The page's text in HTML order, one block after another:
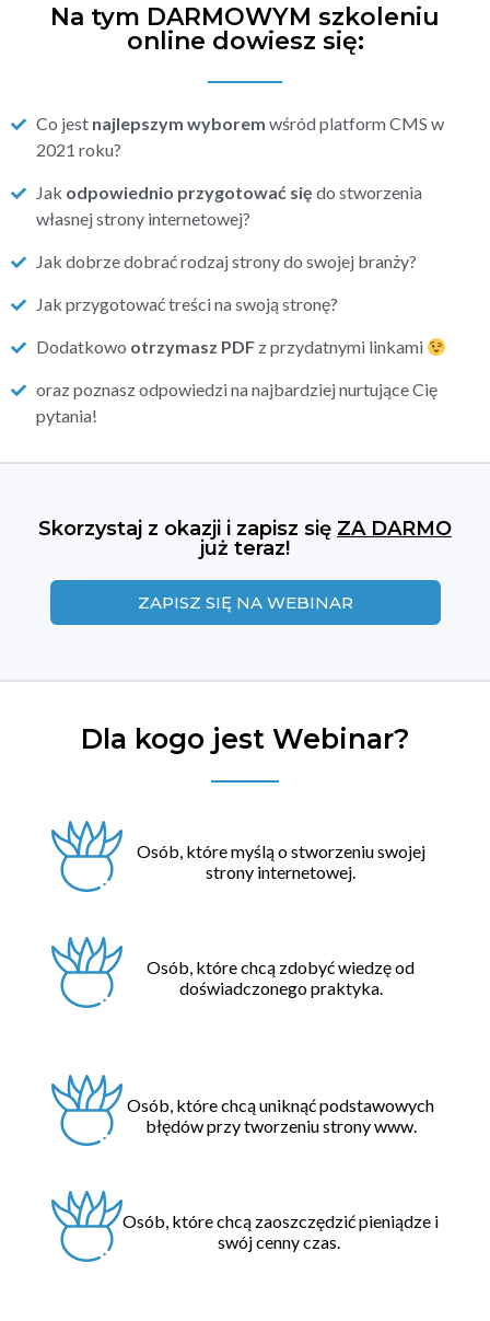
Na tym DARMOWYM szkoleniu
online dowiesz się:
Co jest najlepszym wyborem wśród platform CMS w
2021 roku?
Jak odpowiednio przygotować się do stworzenia
własnej strony internetowej?
Jak dobrze dobrać rodzaj strony do swojej branży?
Jak przygotować treści na swoją stronę?
Dodatkowo otrzymasz PDFz przydatnymi linkami
oraz poznasz odpowiedzi na najbardziej nurtujące Cię
pytania!
Skorzystaj z okazji i zapisz się ZA DARMO
już teraz!
ZAPISZ SIĘ NA WEBINAR
Dla kogo jest Webinar?
Osób, które myślą o stworzeniu swojej
strony internetowej.
Osób, które chcą zdobyć wiedzę od
doświadczonego praktyka.
Osób, które chcą uniknąć podstawowych
błędów przy tworzeniu strony www.
Osób, które chcą zaoszczędzić pieniądze i
swój cenny czas.